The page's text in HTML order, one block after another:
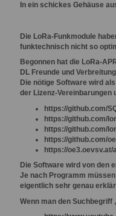
In ein schickes Gehäuse
Die LoRa-Funkmodule
funktechnisch nicht so
Begonnen hat die LoRa-
DL Freunde und
Die nötige Software wird
der Lizenz-Vereinbarungen
https://github.com/
https://github.com/
https://github.com/
https://github.com/
https://
Die Software wird von den
Je nach Programm
eigentlich sehr genau
Wenn man den Suchbegriff